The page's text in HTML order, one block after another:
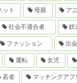
ット 母親 ア
社会不適合者 鉄
ファッション 出
運転 女児
若者 マッチングアプ